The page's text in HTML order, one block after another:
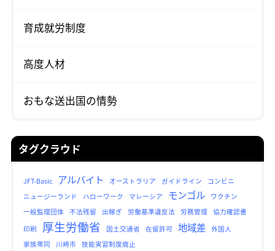
育成就労制度
高度人材
おもな送出国の情勢
タグクラウド
JFT-Basic アルバイト オーストラリア ガイドライン
コンビニ
ニュージーランド
ハローワーク マレーシア モンゴル
ワクチン
一般監理団体
不法残留 出稼ぎ 労働基準違反法 労務管理
協力確認書
印刷
厚生労働省 国土交通省 在留許可 地域差
外国人
家族帯同
川崎市 技能実習制度廃止